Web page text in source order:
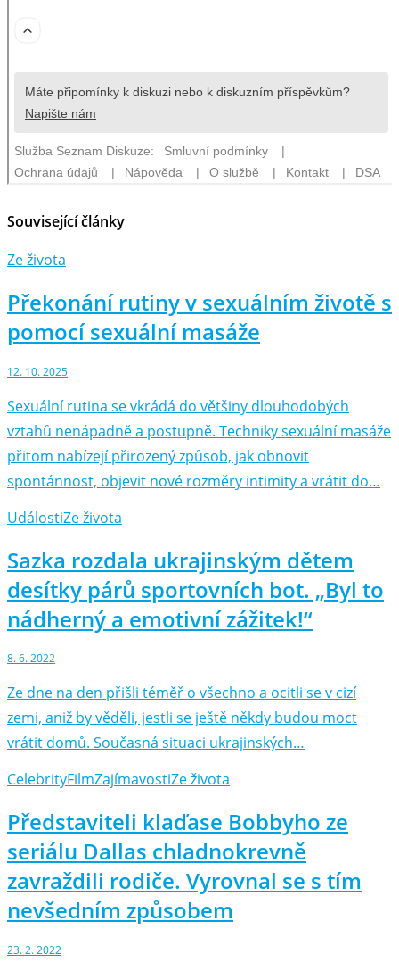
Související články
Ze života
Překonání rutiny v sexuálním životě s
pomocí sexuální masáže
12. 10. 2025
Sexuální rutina se vkrádá do většiny dlouhodobých
vztahů nenápadně a postupně. Techniky sexuální masáže
přitom nabízejí přirozený způsob, jak obnovit
spontánnost, objevit nové rozměry intimity a vrátit do…
UdálostiZe života
Sazka rozdala ukrajinským dětem
desítky párů sportovních bot. „Byl to
nádherný a emotivní zážitek!“
8. 6. 2022
Ze dne na den přišli téměř o všechno a ocitli se v cizí
zemi, aniž by věděli, jestli se ještě někdy budou moct
vrátit domů. Současná situaci ukrajinských…
CelebrityFilmZajímavostiZe života
Představiteli klaďase Bobbyho ze
seriálu Dallas chladnokrevně
zavraždili rodiče. Vyrovnal se s tím
nevšedním způsobem
23. 2. 2022